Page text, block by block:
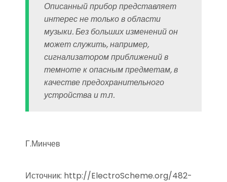
Описанный прибор представляет
интерес не только в области
музыки. Без больших изменений он
может служить, например,
сигнализатором приближений в
темноте к опасным предметам, в
качестве предохранительного
устройства и т.п.
Г.Минчев
Источник: http://ElectroScheme.org/482-